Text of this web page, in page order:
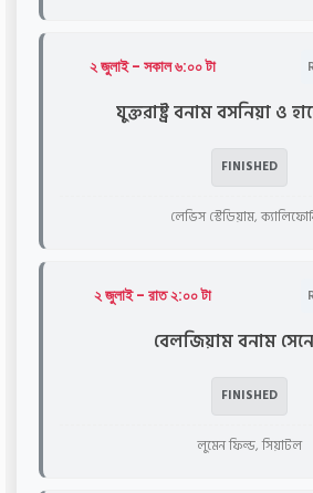
২ জুলাই - সকাল ৬:০০ টা
যুক্তরাষ্ট্র বনাম বসনিয়া ও
FINISHED
লেভিস স্টেডিয়াম,
২ জুলাই - রাত ২:০০ টা
বেলজিয়াম বনাম
FINISHED
লুমেন ফিল্ড, সিয়াটল